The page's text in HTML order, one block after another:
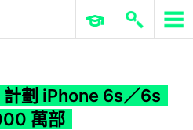
ERP 與商業 AI
劃 iPhone 6s／6s
萬部